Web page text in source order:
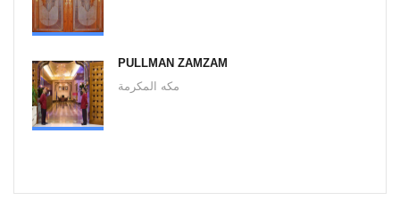
PULLMAN ZAMZAM
مكه المكرمة